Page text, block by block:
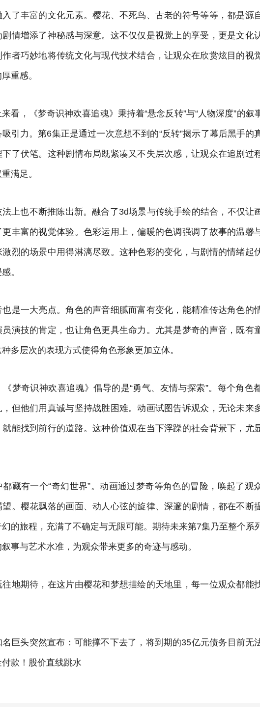
了丰富的文化元素。樱花、不死鸟、古老的符号等等，都是源
情增添了神秘感与深意。这不仅仅是视觉上的享受，更是文化
者巧妙地将传统文化与现代技术结合，让观众在欣赏炫目的视
重感。
看，《梦奇识神欢喜追魂》秉持着“悬念反转”与“人物深度”的叙
引力。第6集正是通过一次意想不到的“反转”揭示了幕后黑手的
下了伏笔。这种剧情布局既紧凑又不失层次感，让观众在追剧过
满足。
上也不断推陈出新。融合了3d场景与传统手绘的结合，不仅让
更丰富的视觉体验。色彩运用上，偏暖的色调强调了故事的温馨
烈的场景中用得淋漓尽致。这种色彩的变化，与剧情的情绪起
。
是一大亮点。角色的声音细腻而富有变化，能精准传达角色的
演技的肯定，也让角色更具生命力。尤其是梦奇的声音，既有
多层次的表现方式使得角色形象更加立体。
梦奇识神欢喜追魂》倡导的是“勇气、友情与探索”。每个角色
，但他们用真诚与坚持战胜困难。动画试图告诉观众，无论未来
能找到前行的道路。这种价值观在当下浮躁的社会背景下，尤
藏有一个“奇幻世界”。动画通过梦奇等角色的冒险，唤起了观
。樱花飘落的画面、动人心弦的旋律、深邃的剧情，都在不断
的旅程，充满了不确定与无限可能。期待未来第7集乃至整个系
事与艺术水准，为观众带来更多的奇迹与感动。
地期待，在这片由樱花和梦想描绘的天地里，每一位观众都能
名巨头突然宣布：可能撑不下去了，将到期的35亿元债务目前无
款！股价直线跳水